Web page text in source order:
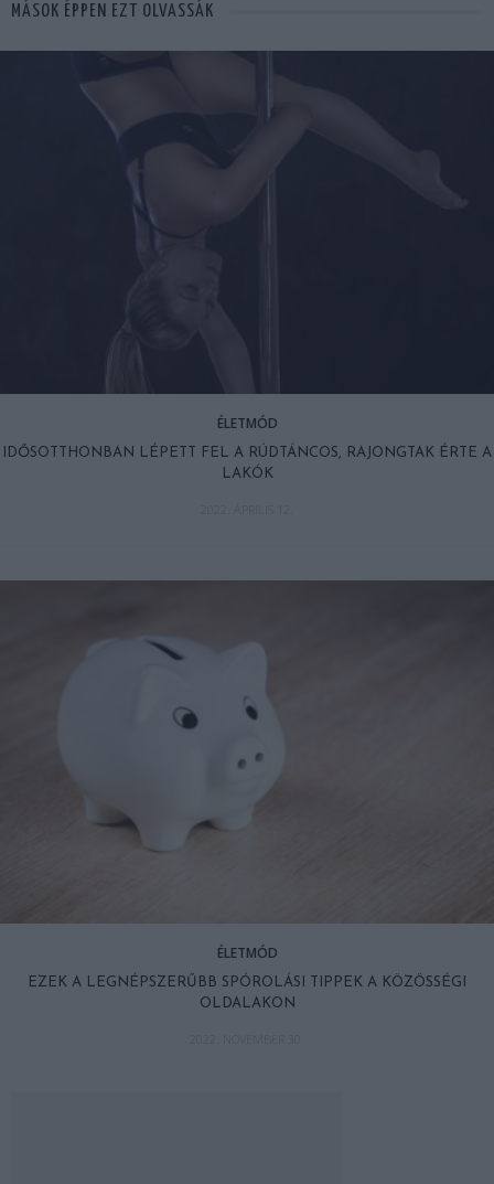
MÁSOK ÉPPEN EZT OLVASSÁK
ÉLETMÓD
IDŐSOTTHONBAN LÉPETT FEL A RÚDTÁNCOS, RAJONGTAK ÉRTE A
LAKÓK
ÉLETMÓD
EZEK A LEGNÉPSZERŰBB SPÓROLÁSI TIPPEK A KÖZÖSSÉGI
OLDALAKON